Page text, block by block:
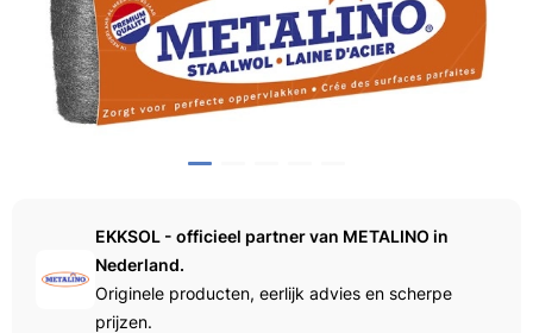
EKKSOL - officieel partner van METALINO in
Nederland.
Originele producten, eerlijk advies en scherpe
prijzen.